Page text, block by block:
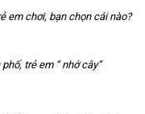
em chơi, bạn chọn cái nào?
trẻ em “ nhớ cây”